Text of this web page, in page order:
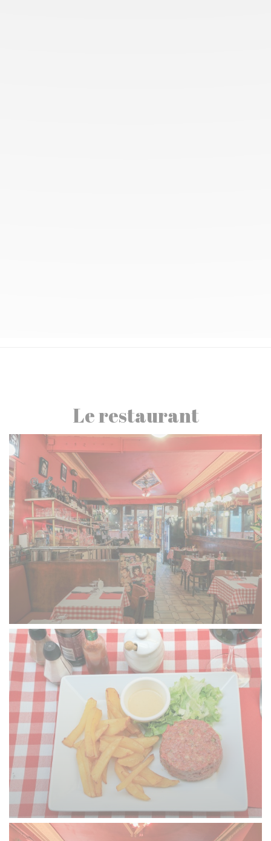
Le restaurant